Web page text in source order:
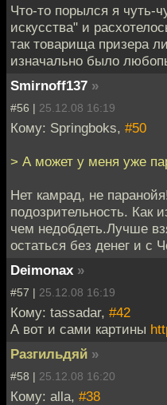
Что-то порылся я чуть-
искусства" и
так товарища призера
изначально было
Smirnoff137 »
#56 | 25.12.08 16:19
Кому: Springboks, #50
> А может у меня уже
Нет камрад, не
подозрительность. Как
чем недобдеть.Лучше
остаться без денег и с
Deimonax »
#57 | 25.12.08 16:19
Кому: tassadar, #42
А вот и сами картины
Разгильдяй »
#58 | 25.12.08 16:20
Кому: alla, #38